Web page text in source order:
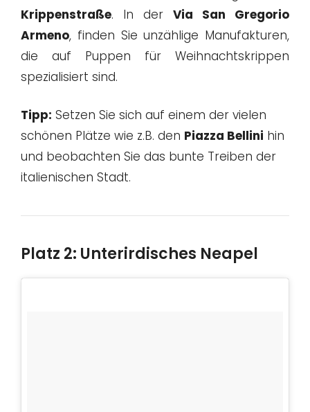
Krippenstraße. In der Via San Gregorio
Armeno, finden Sie unzählige Manufakturen,
die auf Puppen für Weihnachtskrippen
spezialisiert sind.
Tipp: Setzen Sie sich auf einem der vielen
schönen Plätze wie z.B. den Piazza Bellini hin
und beobachten Sie das bunte Treiben der
italienischen Stadt.
Platz 2: Unterirdisches Neapel